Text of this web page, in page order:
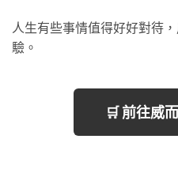
人生有些事情值得好好對待
驗。
🛒 前往威